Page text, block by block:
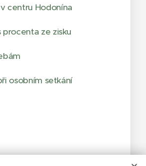
centru Hodonína
ze zisku
osobním setkání